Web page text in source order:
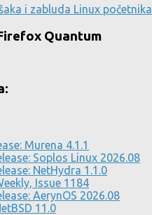
i zabluda Linux početnika
Quantum
Murena 4.1.1
Soplos Linux 2026.08
NetHydra 1.1.0
Issue 1184
AerynOS 2026.08
11.0